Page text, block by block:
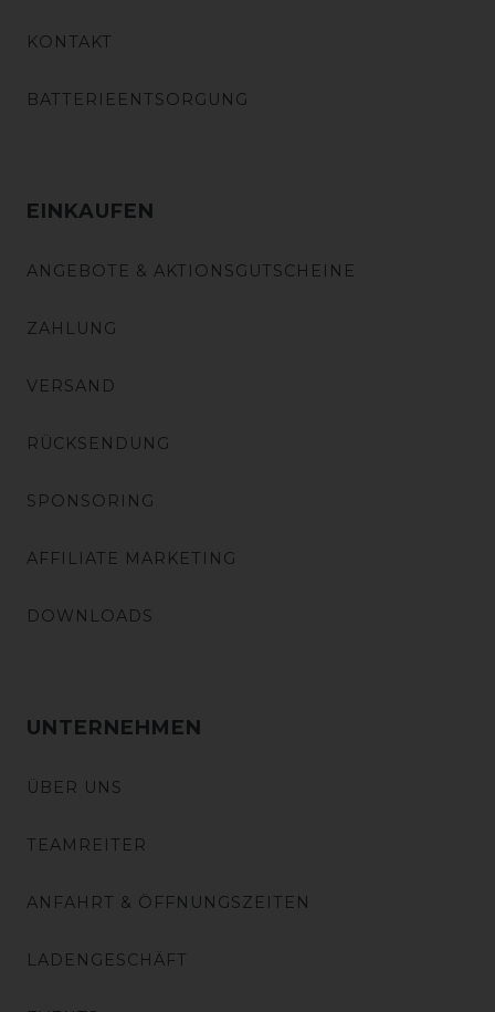
KONTAKT
BATTERIEENTSORGUNG
EINKAUFEN
ANGEBOTE & AKTIONSGUTSCHEINE
ZAHLUNG
VERSAND
RÜCKSENDUNG
SPONSORING
AFFILIATE MARKETING
DOWNLOADS
UNTERNEHMEN
ÜBER UNS
TEAMREITER
ANFAHRT & ÖFFNUNGSZEITEN
LADENGESCHÄFT